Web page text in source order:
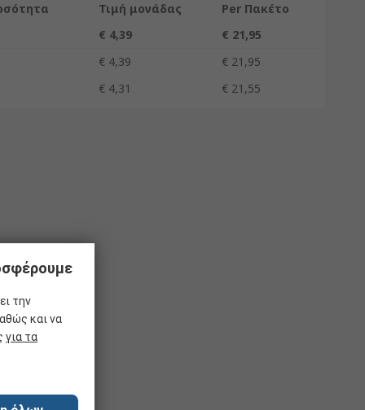
Τιμή μονάδας
Per Πακέτο
€ 4,39
€ 21,95
€ 4,39
€ 21,95
€ 4,31 € 21,55
την
και να
για τα